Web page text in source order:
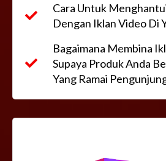
Cara Untuk
Dengan Iklan Video Di
Bagaimana Membina
Supaya Produk Anda
Yang Ramai